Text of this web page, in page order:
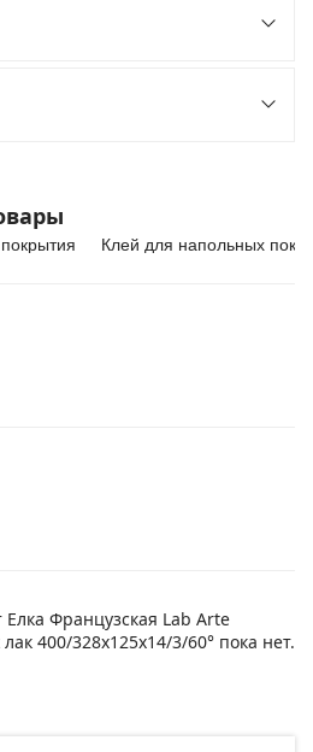
Клей для напольных
Французская Lab Arte
400/328х125х14/3/60° пока нет.